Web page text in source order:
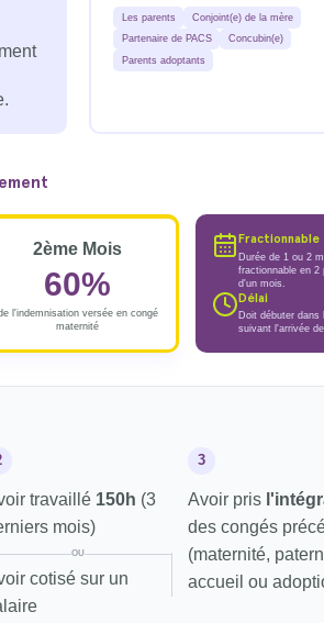
Les parents
Conjoint(e) de la mère
Partenaire de PACS
Concubin(e)
Parents adoptants
2ème Mois
60%
l'indemnisation versée en congé
maternité
Fractionnable
Durée de 1 ou 2
fractionnable en 2
d'un mois.
Délai
Doit débuter dans
suivant l'arrivée
travaillé 150h (3
mois)
OU
cotisé sur un
3
Avoir pris
des congés
(maternité,
accueil ou